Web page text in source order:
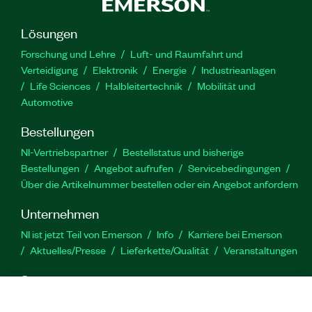
oder LabVIEW-Real-Time-Zielsystemen wie
Smart Cameras, CompactRIO-Systemen und
PXI-Systemen bereitgestellt werden.
Artikelnummer(n):785350-35
Lösungen
Forschung und Lehre
Luft- und Raumfahrt und
Verteidigung
Elektronik Energie
Industrieanlagen
Life Sciences
Halbleitertechnik
Mobilität und
Automotive
Bestellungen
NI-Vertriebspartner
Bestellstatus und bisherige
Bestellungen
Angebot aufrufen
Servicebedingungen
Über die Artikelnummer bestellen oder ein Angebot anfordern
Unternehmen
NI ist jetzt Teil von Emerson Info
Karriere bei Emerson
Aktuelles/Presse
Lieferkette/Qualität Veranstaltungen
Support